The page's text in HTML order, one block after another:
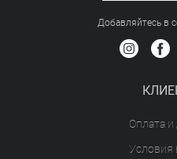
Добавляйтесь в
Оплата и
Условия